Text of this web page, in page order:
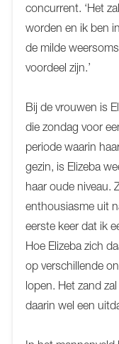
concurrent. ‘Het
worden en ik ben
de milde
voordeel zijn.’
Bij de vrouwen is
die zondag voor
periode waarin
gezin, is Elizeba
haar oude niveau.
enthousiasme uit
eerste keer dat ik
Hoe Elizeba zich
op verschillende
lopen. Het zand
daarin wel een